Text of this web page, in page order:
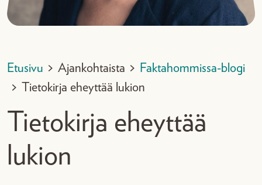
Etusivu > Ajankohtaista > Faktahommissa-blogi
> Tietokirja eheyttää lukion
Tietokirja eheyttää
lukion